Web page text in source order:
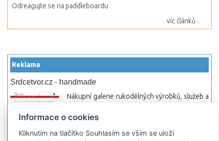
Odreagujte se na paddleboardu
víc článků
Reklama
Srdcetvor.cz - handmade
Nákupní galerie rukodělných výrobků, služeb a
začít prodávat nebo jen nakupovat.
Hledej-hosting.cz - webhosting, VPS
Informace o cookies
Kliknutím na tlačítko Souhlasím se vším se uloží